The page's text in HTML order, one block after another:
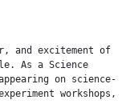
and excitement of
As a Science
on science-
workshops,